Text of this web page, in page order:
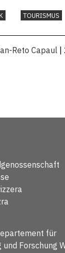
TOURISMUS
Reto Capaul |
für
Forschung